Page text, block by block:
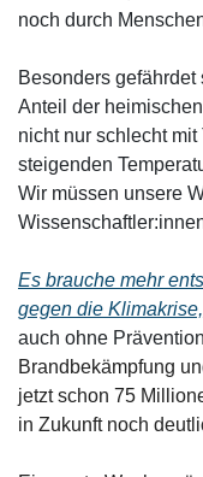
noch durch
Besonders
Anteil der
nicht nur schlecht
steigenden
Wir müssen unsere
Es brauche mehr
gegen die
Brandbekämpfung
jetzt schon 75
in Zukunft noch